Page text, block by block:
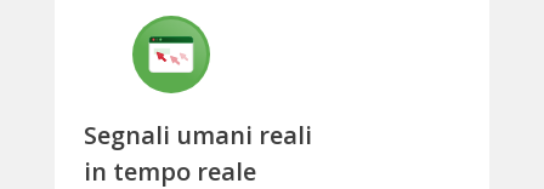
Segnali umani reali
in tempo reale